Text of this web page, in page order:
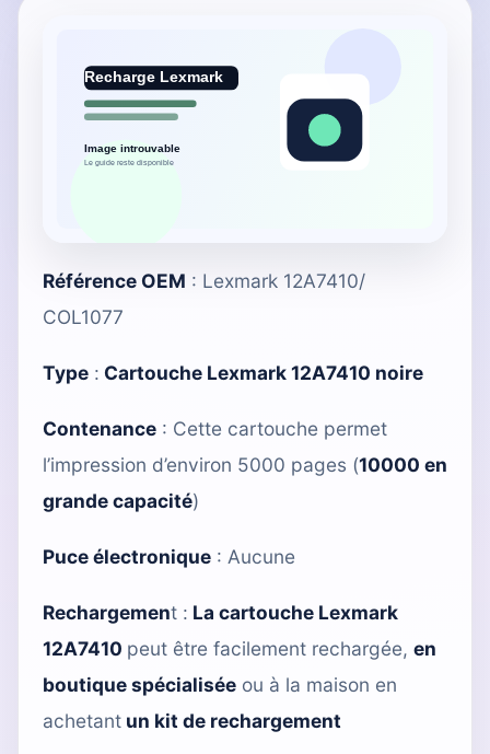
Référence OEM : Lexmark 12A7410/
COL1077
Type : Cartouche Lexmark 12A7410 noire
Contenance : Cette cartouche permet
l’impression d’environ 5000 pages (10000 en
grande capacité)
Puce électronique : Aucune
Rechargement : La cartouche Lexmark
12A7410 peut être facilement rechargée, en
boutique spécialisée ou à la maison en
achetant un kit de rechargement